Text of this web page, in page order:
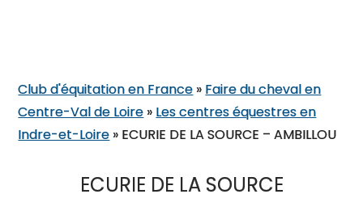
Club d'équitation en France » Faire du cheval en
Centre-Val de Loire » Les centres équestres en
Indre-et-Loire » ECURIE DE LA SOURCE – AMBILLOU
ECURIE DE LA SOURCE